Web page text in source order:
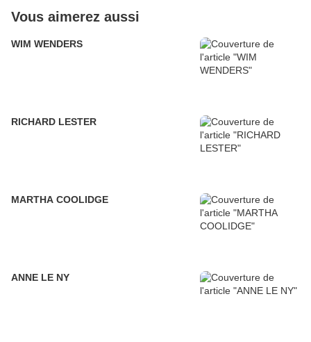
Vous aimerez aussi
WIM WENDERS
RICHARD LESTER
MARTHA COOLIDGE
ANNE LE NY